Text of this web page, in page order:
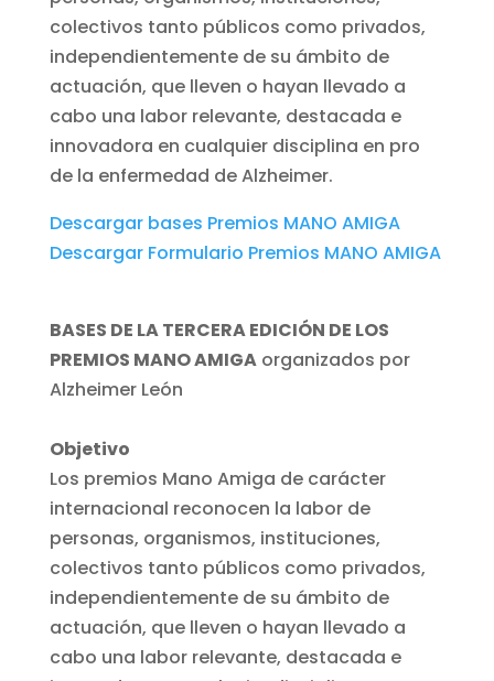
colectivos tanto públicos como privados,
independientemente de su ámbito de
actuación, que lleven o hayan llevado a
cabo una labor relevante, destacada e
innovadora en cualquier disciplina en pro
de la enfermedad de Alzheimer.
Descargar bases Premios MANO AMIGA
Descargar Formulario Premios MANO AMIGA
BASES DE LA TERCERA EDICIÓN DE LOS
PREMIOS MANO AMIGAorganizados por
Alzheimer León
Objetivo
Los premios Mano Amiga de carácter
internacional reconocen la labor de
personas, organismos, instituciones,
colectivos tanto públicos como privados,
independientemente de su ámbito de
actuación, que lleven o hayan llevado a
cabo una labor relevante, destacada e